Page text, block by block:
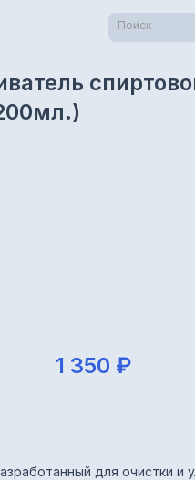
Поиск
1 350 ₽
для очистки и